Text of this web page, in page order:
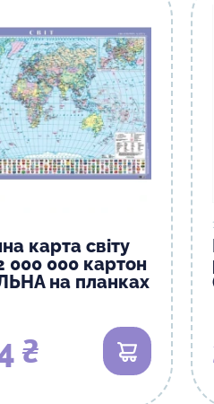
карта світу
000 000 картон
на планках
₴ В кошик